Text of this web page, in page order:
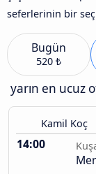
seferlerinin bir
Bugün
520 ₺
yarın en ucuz
Kamil Koç
14:00